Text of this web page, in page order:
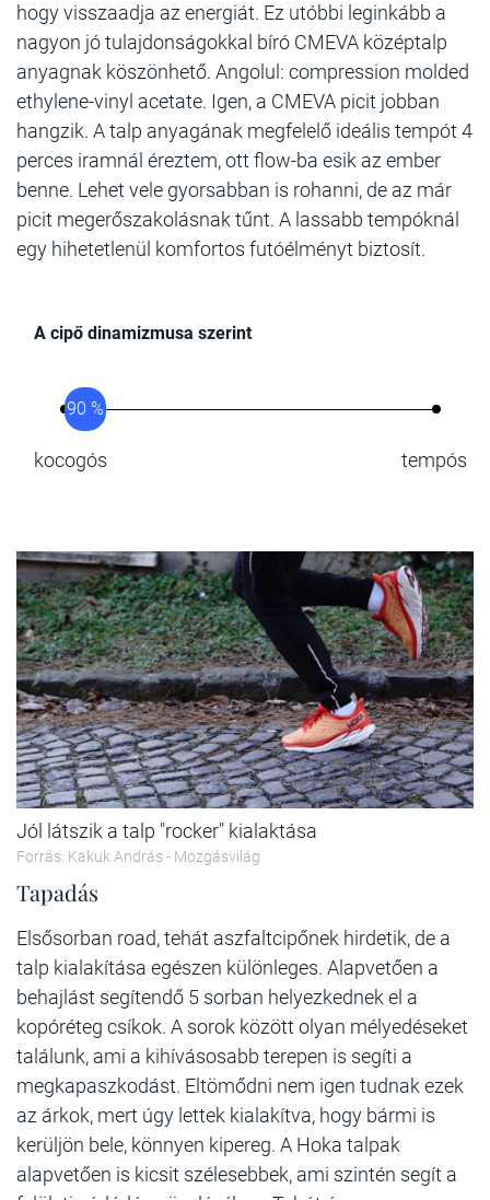
hogy visszaadja az energiát. Ez utóbbi leginkább a
nagyon jó tulajdonságokkal bíró CMEVA középtalp
anyagnak köszönhető. Angolul: compression molded
ethylene-vinyl acetate. Igen, a CMEVA picit jobban
hangzik. A talp anyagának megfelelő ideális tempót 4
perces iramnál éreztem, ott flow-ba esik az ember
benne. Lehet vele gyorsabban is rohanni, de az már
picit megerőszakolásnak tűnt. A lassabb tempóknál
egy hihetetlenül komfortos futóélményt biztosít.
A cipő dinamizmusa szerint
90 %
kocogós tempós
Jól látszik a talp "rocker" kialaktása
Forrás: Kakuk András - Mozgásvilág
Tapadás
Elsősorban road, tehát aszfaltcipőnek hirdetik, de a
talp kialakítása egészen különleges. Alapvetően a
behajlást segítendő 5 sorban helyezkednek el a
kopóréteg csíkok. A sorok között olyan mélyedéseket
találunk, ami a kihívásosabb terepen is segíti a
megkapaszkodást. Eltömődni nem igen tudnak ezek
az árkok, mert úgy lettek kialakítva, hogy bármi is
kerüljön bele, könnyen kipereg. A Hoka talpak
alapvetően is kicsit szélesebbek, ami szintén segít a